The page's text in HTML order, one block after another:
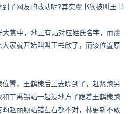
了网友的改动呢?其实虞书欣被叫王书
赏中，地上有贴对应姓氏名字，而虞
家就开始叫叫王书欣了，而该位置原
置，王鹤棣后上去瞟到了，赶紧跑另
丁禹锡站一起没地方了跟着王鹤棣跑
赵丽颖站错左右都不对，林更新不敢